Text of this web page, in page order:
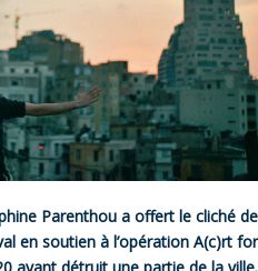
Parenthou a offert le cliché de
en soutien à l’opération A(c)rt for